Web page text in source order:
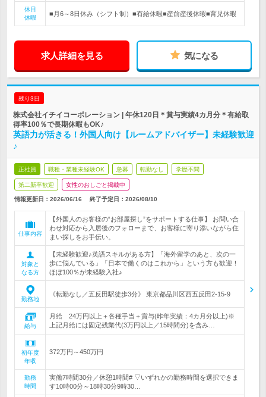
休日
休暇
■月6～8日休み（シフト制）■有給休暇■産前産後休暇■育児休暇
求人詳細を見る 気になる
残り3日
株式会社イチイコーポレーション | 年休120日＊賞与実績4カ月分＊有給取
得率100％で長期休暇もOK♪
英語力が活きる！外国人向け【ルームアドバイザー】未経験歓迎
♪
正社員 職種・業種未経験OK 急募 転勤なし 学歴不問
第二新卒歓迎 女性のおしごと掲載中
情報更新日：2026/06/16 終了予定日： 2026/08/10
仕事内容
【外国人のお客様の“お部屋探し”をサポートする仕事】 お問い合
わせ対応から入居後のフォローまで、お客様に寄り添いながら住
まい探しをお手伝い。
対象と
なる方
【未経験歓迎♪英語スキルがある方】「海外留学のあと、次の一
歩に悩んでいる」「日本で働くのはこれから」という方も歓迎！
ほぼ100％が未経験入社♪
勤務地
《転勤なし／五反田駅徒歩3分》 東京都品川区西五反田2-15-9
給与
月給 24万円以上＋各種手当＋賞与(昨年実績：4カ月分以上)※
上記月給には固定残業代(3万円以上／15時間分)を含み…
初年度
年収
372万円～450万円
勤務
時間
実働7時間30分／休憩1時間# ▽いずれかの勤務時間を選択できま
す10時00分～18時30分9時30…